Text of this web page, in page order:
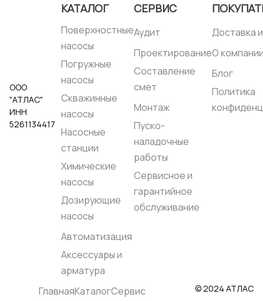
ООО
"АТЛАС"
ИНН
5261134417
КАТАЛОГ
Поверхностные
насосы
Погружные
насосы
Скважинные
насосы
Насосные
станции
Химические
насосы
Дозирующие
насосы
Автоматизация
Аксессуары и
арматура
СЕРВИС
Аудит
Проектирование
Составление
смет
Монтаж
Пуско-
наладочные
работы
Сервисное и
гарантийное
обслуживание
Доставка
О
Блог
Политика
ГлавнаяКаталогСервис © 2024 АТЛАС